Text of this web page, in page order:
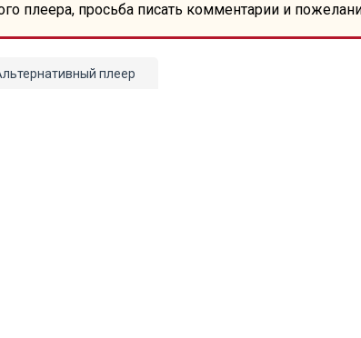
плеера, просьба писать комментарии и
плеер